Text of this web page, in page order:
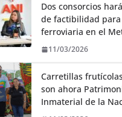
Dos consorcios
de factibilidad
ferroviaria en el
11/03/2026
Carretillas
son ahora
Inmaterial de la